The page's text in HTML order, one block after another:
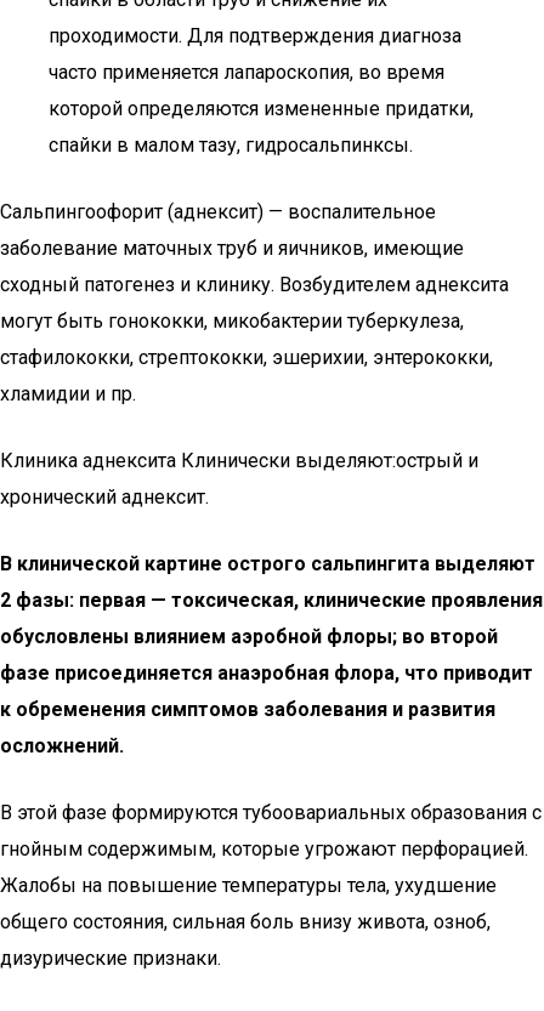
проходимости. Для подтверждения диагноза
часто применяется лапароскопия, во время
которой определяются измененные придатки,
спайки в малом тазу, гидросальпинксы.
Сальпингоофорит (аднексит) — воспалительное
заболевание маточных труб и яичников, имеющие
сходный патогенез и клинику. Возбудителем аднексита
могут быть гонококки, микобактерии туберкулеза,
стафилококки, стрептококки, эшерихии, энтерококки,
хламидии и пр.
Клиника аднексита Клинически выделяют:острый и
хронический аднексит.
В клинической картине острого сальпингита выделяют
2 фазы: первая — токсическая, клинические проявления
обусловлены влиянием аэробной флоры; во второй
фазе присоединяется анаэробная флора, что приводит
к обременения симптомов заболевания и развития
осложнений.
В этой фазе формируются тубоовариальных образования с
гнойным содержимым, которые угрожают перфорацией.
Жалобы на повышение температуры тела, ухудшение
общего состояния, сильная боль внизу живота, озноб,
дизурические признаки.